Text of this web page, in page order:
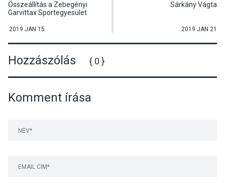
Összeállítás a Zebegényi
Garvittax Sportegyesület
2019 JAN 15
Sárkány Vágta
2019 JAN 21
Hozzászólás { 0 }
Komment írása